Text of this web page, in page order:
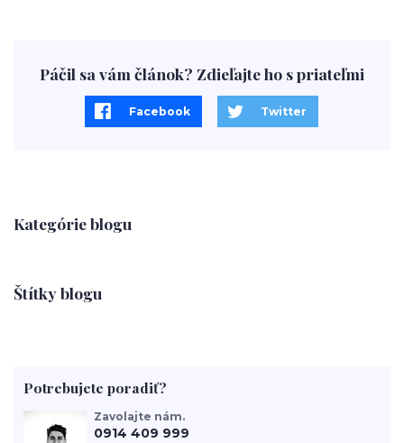
Kategórie blogu
Štítky blogu
Potrebujete poradiť?
Zavolajte nám.
0914 409 999
Páčil sa vám článok? Zdieľajte ho s priateľmi
Facebook Twitter